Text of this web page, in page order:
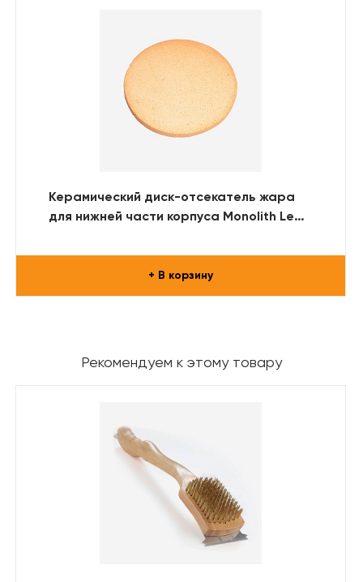
Керамический диск-отсекатель жара
для нижней части корпуса Monolith Le
+ В корзину
Рекомендуем к этому товару